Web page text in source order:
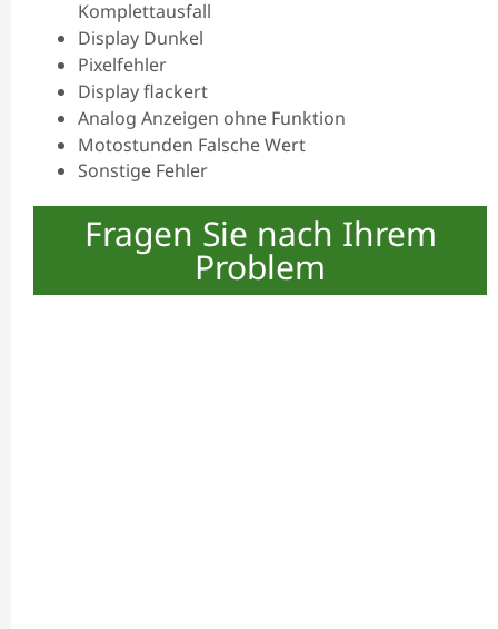
Komplettausfall
Display Dunkel
Pixelfehler
Display flackert
Analog Anzeigen ohne Funktion
Motostunden Falsche Wert
Sonstige Fehler
Fragen Sie nach Ihrem
Problem